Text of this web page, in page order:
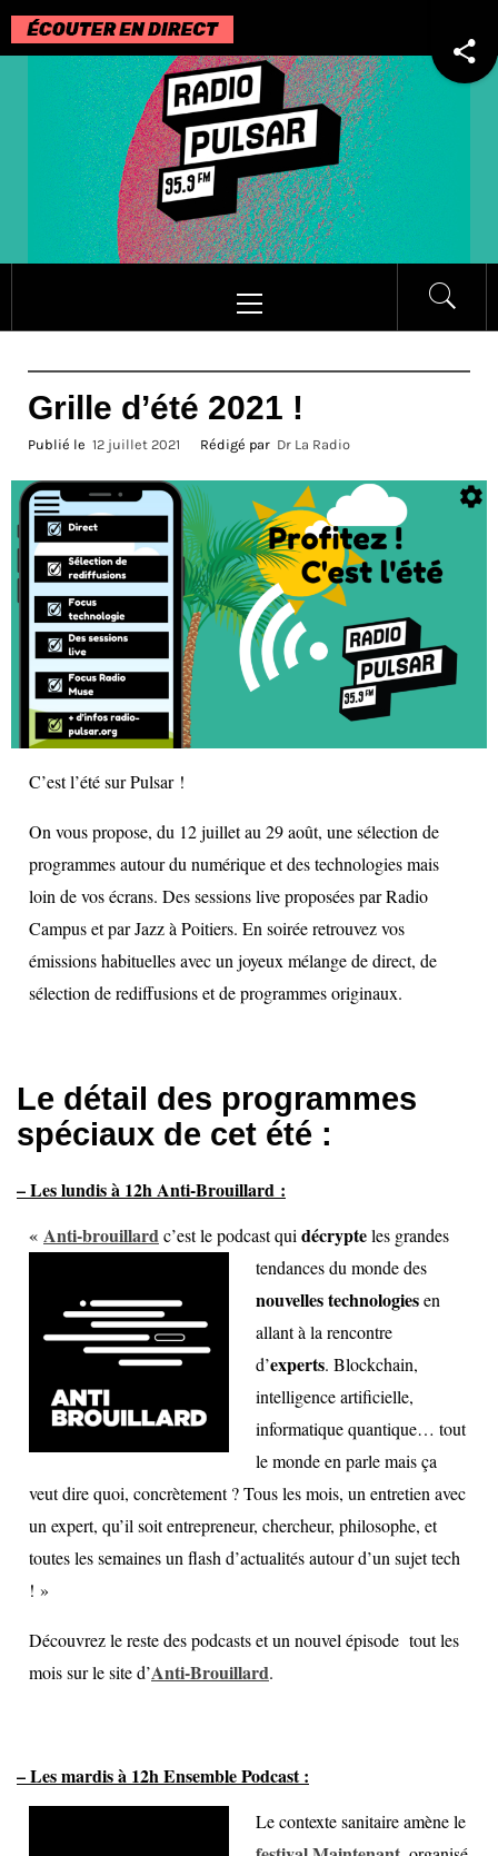
Passer
au
contenu
principal
Grille d’été 2021 !
Publié le 12 juillet 2021 Rédigé par Dr La Radio
C’est l’été sur Pulsar !
On vous propose, du 12 juillet au 29 août, une sélection de
programmes autour du numérique et des technologies mais
loin de vos écrans. Des sessions live proposées par Radio
Campus et par Jazz à Poitiers. En soirée retrouvez vos
émissions habituelles avec un joyeux mélange de direct, de
sélection de rediffusions et de programmes originaux.
Le détail des programmes
spéciaux de cet été :
– Les lundis à 12hAnti-Brouillard :
« Anti-brouillardc’est le podcastqui décrypteles grandes
tendances du monde des
nouvelles technologiesen
allant à la rencontre
d’experts. Blockchain,
intelligence artificielle,
informatique quantique… tout
le monde en parle mais ça
veut dire quoi, concrètement ? Tous les mois, un entretien avec
un expert, qu’il soit entrepreneur, chercheur, philosophe, et
toutes les semaines un flash d’actualités autour d’un sujet tech
! »
Découvrez le reste des podcasts et un nouvel épisode tout les
mois sur le site d’Anti-Brouillard.
– Les mardis à 12h Ensemble Podcast :
Le contexte sanitaire amène le